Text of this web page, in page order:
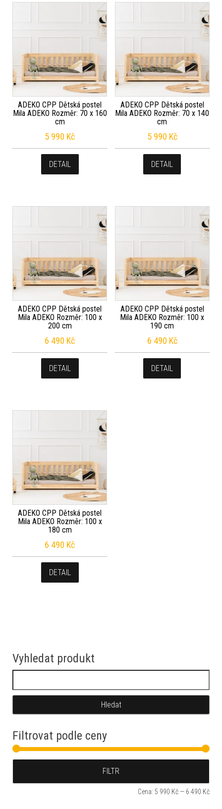
ADEKO CPP Dětská postel
Mila ADEKO Rozměr: 70 x 160
cm
5 990 Kč
DETAIL
ADEKO CPP Dětská postel
Mila ADEKO Rozměr: 70 x 140
cm
5 990 Kč
DETAIL
ADEKO CPP Dětská postel
Mila ADEKO Rozměr: 100 x
200 cm
6 490 Kč
DETAIL
ADEKO CPP Dětská postel
Mila ADEKO Rozměr: 100 x
190 cm
6 490 Kč
DETAIL
ADEKO CPP Dětská postel
Mila ADEKO Rozměr: 100 x
180 cm
6 490 Kč
DETAIL
Vyhledat produkt
Filtrovat podle ceny
FILTR
Cena: 5 990 Kč — 6 490 Kč